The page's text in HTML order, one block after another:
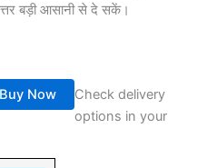
बड़ी आसानी से दे सकें।
Buy Now
Check delivery
options in your